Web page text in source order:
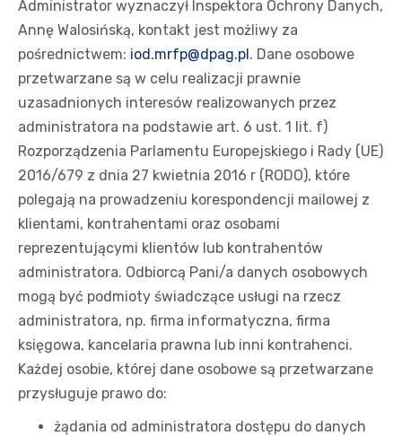
Administrator wyznaczył Inspektora Ochrony Danych,
Annę Walosińską, kontakt jest możliwy za
pośrednictwem: iod.mrfp@dpag.pl. Dane osobowe
przetwarzane są w celu realizacji prawnie
uzasadnionych interesów realizowanych przez
administratora na podstawie art. 6 ust. 1 lit. f)
Rozporządzenia Parlamentu Europejskiego i Rady (UE)
2016/679 z dnia 27 kwietnia 2016 r (RODO), które
polegają na prowadzeniu korespondencji mailowej z
klientami, kontrahentami oraz osobami
reprezentującymi klientów lub kontrahentów
administratora. Odbiorcą Pani/a danych osobowych
mogą być podmioty świadczące usługi na rzecz
administratora, np. firma informatyczna, firma
księgowa, kancelaria prawna lub inni kontrahenci.
Każdej osobie, której dane osobowe są przetwarzane
przysługuje prawo do:
żądania od administratora dostępu do danych